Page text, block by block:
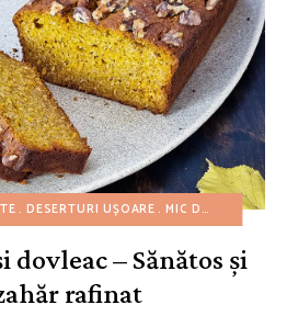
DESERTURI UȘOARE MIC DEJUN
dovleac – Sănătos și
rafinat